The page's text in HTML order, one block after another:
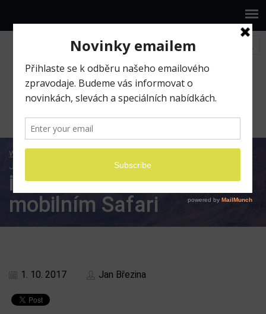
www.ilumio.cz
iOS 11:
Jak na historii v mobilním Safari
iOS 11: Jak na historii v
mobilním Safari
1. 10. 2017 Jan Březina